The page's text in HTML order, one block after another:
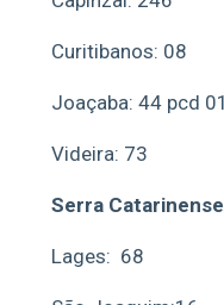
Curitibanos: 08
Joaçaba: 44 pcd 01
Videira: 73
Serra
Lages: 68